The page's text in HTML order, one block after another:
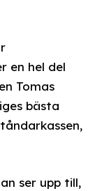
en hel del
Tomas
bästa
ser upp till,